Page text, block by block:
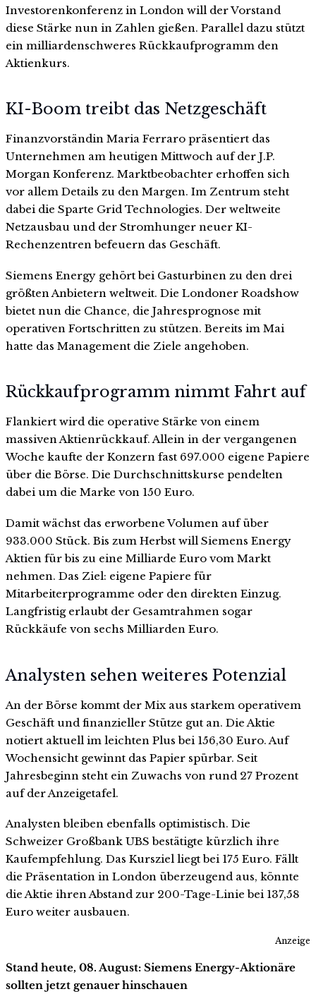
Investorenkonferenz in London will der Vorstand
diese Stärke nun in Zahlen gießen. Parallel dazu stützt
ein milliardenschweres Rückkaufprogramm den
Aktienkurs.
KI-Boom treibt das Netzgeschäft
Finanzvorständin Maria Ferraro präsentiert das
Unternehmen am heutigen Mittwoch auf der J.P.
Morgan Konferenz. Marktbeobachter erhoffen sich
vor allem Details zu den Margen. Im Zentrum steht
dabei die Sparte Grid Technologies. Der weltweite
Netzausbau und der Stromhunger neuer KI-
Rechenzentren befeuern das Geschäft.
Siemens Energy gehört bei Gasturbinen zu den drei
größten Anbietern weltweit. Die Londoner Roadshow
bietet nun die Chance, die Jahresprognose mit
operativen Fortschritten zu stützen. Bereits im Mai
hatte das Management die Ziele angehoben.
Rückkaufprogramm nimmt Fahrt auf
Flankiert wird die operative Stärke von einem
massiven Aktienrückkauf. Allein in der vergangenen
Woche kaufte der Konzern fast 697.000 eigene Papiere
über die Börse. Die Durchschnittskurse pendelten
dabei um die Marke von 150 Euro.
Damit wächst das erworbene Volumen auf über
933.000 Stück. Bis zum Herbst will Siemens Energy
Aktien für bis zu eine Milliarde Euro vom Markt
nehmen. Das Ziel: eigene Papiere für
Mitarbeiterprogramme oder den direkten Einzug.
Langfristig erlaubt der Gesamtrahmen sogar
Rückkäufe von sechs Milliarden Euro.
Analysten sehen weiteres Potenzial
An der Börse kommt der Mix aus starkem operativem
Geschäft und finanzieller Stütze gut an. Die Aktie
notiert aktuell im leichten Plus bei 156,30 Euro. Auf
Wochensicht gewinnt das Papier spürbar. Seit
Jahresbeginn steht ein Zuwachs von rund 27 Prozent
auf der Anzeigetafel.
Analysten bleiben ebenfalls optimistisch. Die
Schweizer Großbank UBS bestätigte kürzlich ihre
Kaufempfehlung. Das Kursziel liegt bei 175 Euro. Fällt
die Präsentation in London überzeugend aus, könnte
die Aktie ihren Abstand zur 200-Tage-Linie bei 137,58
Euro weiter ausbauen.
Anzeige
Stand heute, 08. August: Siemens Energy-Aktionäre
sollten jetzt genauer hinschauen